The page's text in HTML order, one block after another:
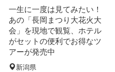
一生に一度は見てみたい！
あの「長岡まつり大花火大
会」を現地で観覧、ホテル
がセットの便利でお得なツ
アーが発売中
新潟県